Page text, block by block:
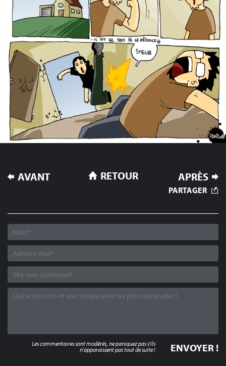
NAVIGATION
DE
AVANT APRÈS
RETOUR
PARTAGER
Les commentaires sont modérés, ne paniquez pas s'ils
n'apparaissent pas tout de suite !